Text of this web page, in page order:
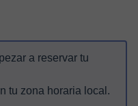
a reservar tu
tu zona horaria local.